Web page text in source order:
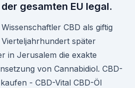
gesamten EU legal.
CBD als giftig
später
in Jerusalem die exakte
von Cannabidiol. CBD-
- CBD-Vital CBD-Öl